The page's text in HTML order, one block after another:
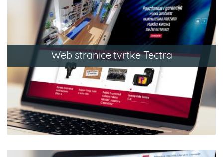
Web stranice tvrtke Tectra